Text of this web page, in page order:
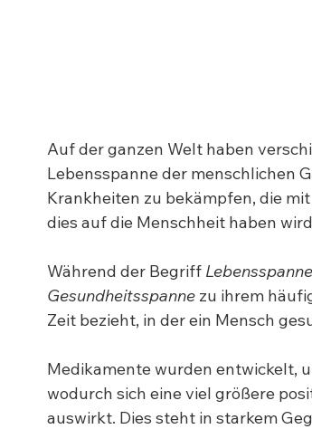
Auf der ganzen Welt haben
Lebensspanne der menschlichen
Krankheiten zu bekämpfen, die
dies auf die Menschheit haben
Während der Begriff Lebensspanne
Gesundheitsspanne zu ihrem
Zeit bezieht, in der ein Mensch
Medikamente wurden entwickelt,
wodurch sich eine viel größere
auswirkt. Dies steht in starkem